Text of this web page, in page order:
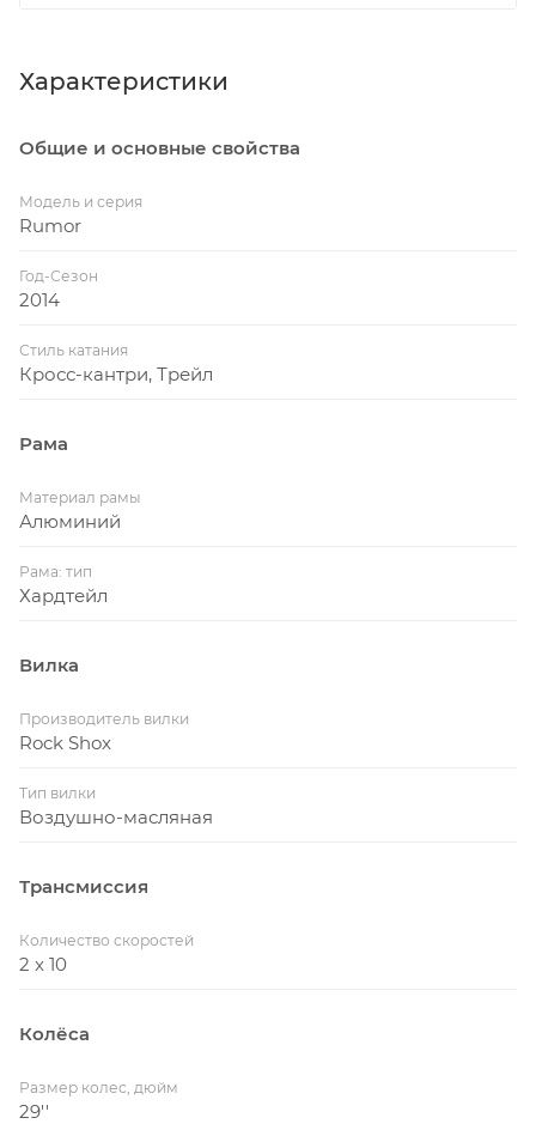
Характеристики
Общие и основные свойства
Модель и серия
Rumor
Год-Сезон
2014
Стиль катания
Кросс-кантри, Трейл
Рама
Материал рамы
Алюминий
Рама: тип
Хардтейл
Вилка
Производитель вилки
Rock Shox
Тип вилки
Воздушно-масляная
Трансмиссия
Количество скоростей
2 x 10
Колёса
Размер колес, дюйм
29''